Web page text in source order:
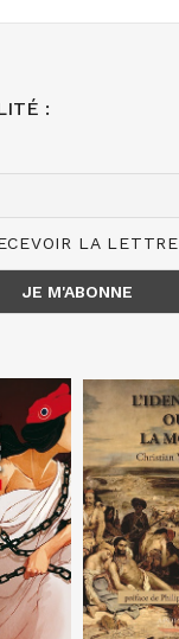
:
LA LETTRE